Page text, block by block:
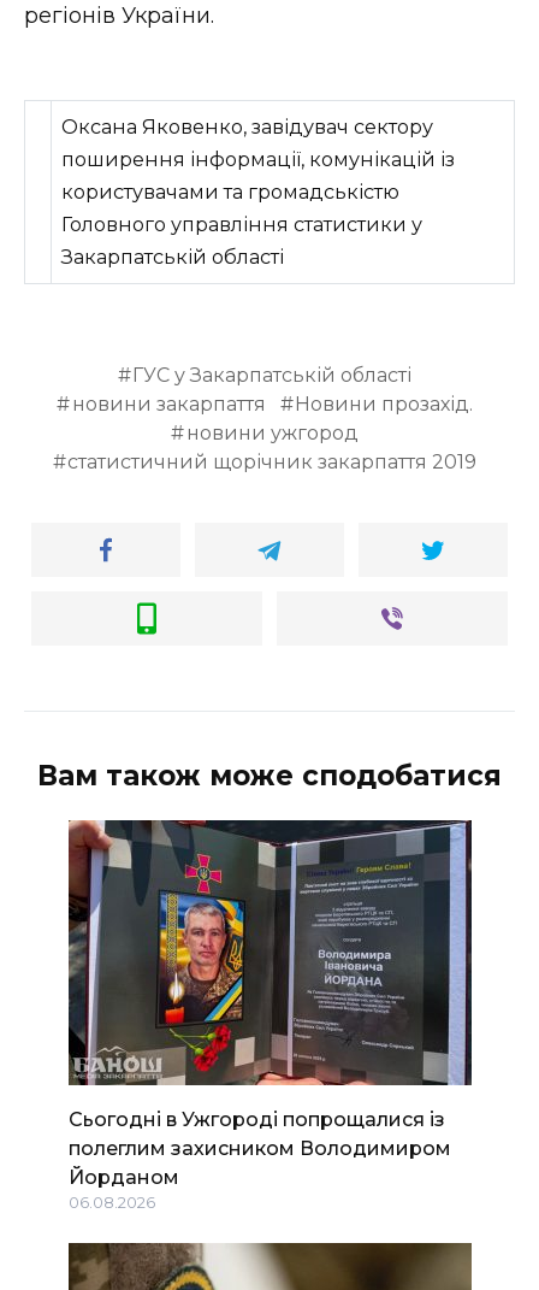
регіонів України.
Оксана Яковенко, завідувач сектору
поширення інформації, комунікацій із
користувачами та громадськістю
Головного управління статистики у
Закарпатській області
ГУС у Закарпатській області
новини закарпаття
Новини прозахід.
новини ужгород
статистичний щорічник закарпаття 2019
Вам також може сподобатися
Сьогодні в Ужгороді попрощалися із
полеглим захисником Володимиром
Йорданом
06.08.2026